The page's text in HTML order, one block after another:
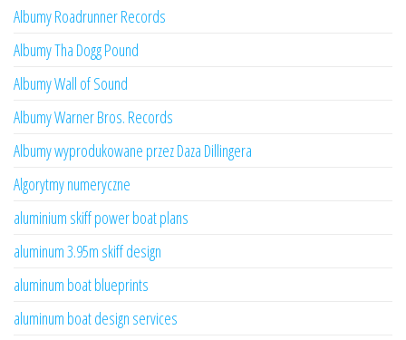
Albumy Roadrunner Records
Albumy Tha Dogg Pound
Albumy Wall of Sound
Albumy Warner Bros. Records
Albumy wyprodukowane przez Daza Dillingera
Algorytmy numeryczne
aluminium skiff power boat plans
aluminum 3.95m skiff design
aluminum boat blueprints
aluminum boat design services